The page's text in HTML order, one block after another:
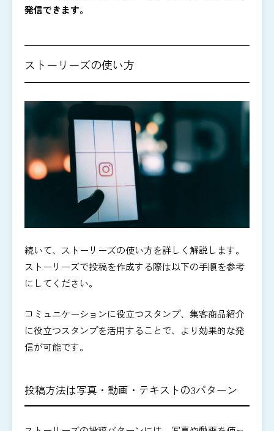
発信できます。
ストーリーズの使い方
続いて、ストーリーズの使い方を詳しく解説します。
ストーリーズで投稿を作成する際は以下の手順を参考
にしてください。
コミュニケーションに役立つスタンプ、集客商品紹介
に役立つスタンプを活用することで、より効果的な発
信が可能です。
投稿方法は写真・動画・テキストの3パターン